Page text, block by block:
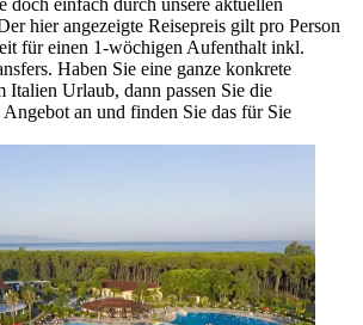
doch einfach durch unsere aktuellen
hier angezeigte Reisepreis gilt pro Person
für einen 1-wöchigen Aufenthalt inkl.
Haben Sie eine ganze konkrete
Italien Urlaub, dann passen Sie die
an und finden Sie das für Sie